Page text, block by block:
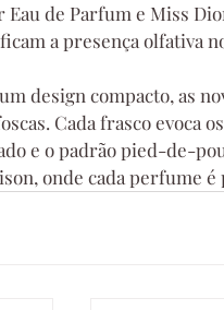
Eau de Parfum e Miss
a presença olfativa
design compacto, as
Cada frasco evoca
e o padrão pied-de-
onde cada perfume